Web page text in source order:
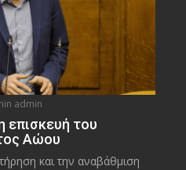
admin
επισκευή του
Αώου
και την αναβάθμιση